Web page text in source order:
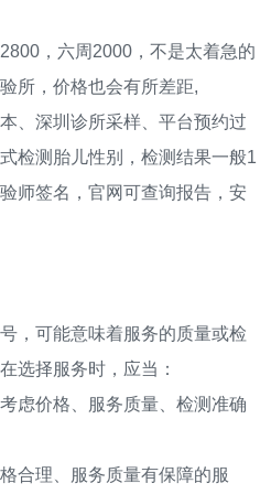
，六周2000，不是太着急的
所，价格也会有所差距,
深圳诊所采样、平台预约过
检测胎儿性别，检测结果一般1
师签名，官网可查询报告，安
可能意味着服务的质量或检
选择服务时，应当：
价格、服务质量、检测准确
理、服务质量有保障的服